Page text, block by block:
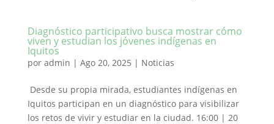
Diagnóstico participativo busca mostrar cómo
viven y estudian los jóvenes indígenas en
Iquitos
por admin | Ago 20, 2025 | Noticias
Desde su propia mirada, estudiantes indígenas en
Iquitos participan en un diagnóstico para visibilizar
los retos de vivir y estudiar en la ciudad. 16:00 | 20